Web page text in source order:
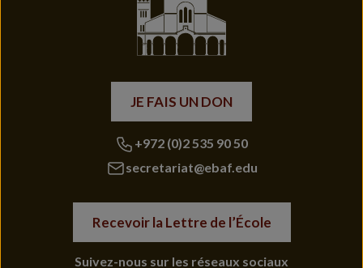
JE FAIS UN DON
+972 (0)2 535 90 50
secretariat@ebaf.edu
Recevoir la Lettre de l’École
Suivez-nous sur les réseaux sociaux